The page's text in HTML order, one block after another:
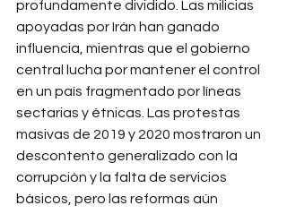
profundamente dividido. Las milicias
apoyadas por Irán han ganado
influencia, mientras que el gobierno
central lucha por mantener el control
en un país fragmentado por líneas
sectarias y étnicas. Las protestas
masivas de 2019 y 2020 mostraron un
descontento generalizado con la
corrupción y la falta de servicios
básicos, pero las reformas aún